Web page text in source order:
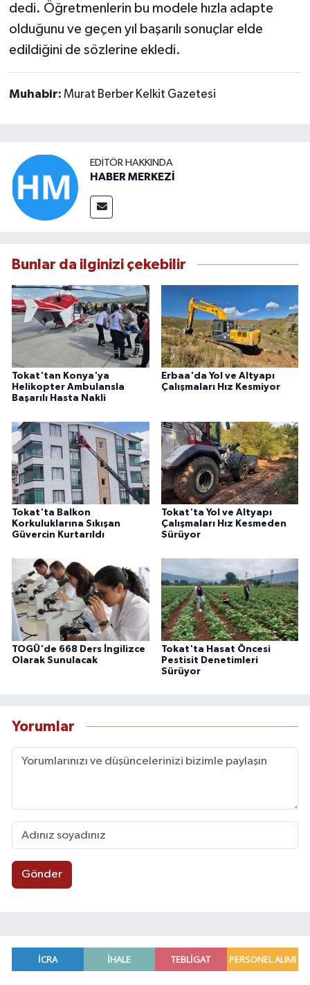
dedi. Öğretmenlerin bu modele hızla adapte
olduğunu ve geçen yıl başarılı sonuçlar elde
edildiğini de sözlerine ekledi.
Muhabir: Murat Berber Kelkit Gazetesi
EDITÖR HAKKINDA
HABER MERKEZİ
Bunlar da ilginizi çekebilir
Tokat'tan Konya'ya
Helikopter Ambulansla
Başarılı Hasta Nakli
Erbaa'da Yol ve Altyapı
Çalışmaları Hız Kesmiyor
Tokat'ta Balkon
Korkuluklarına Sıkışan
Güvercin Kurtarıldı
Tokat'ta Yol ve Altyapı
Çalışmaları Hız Kesmeden
Sürüyor
TOGÜ'de 668 Ders İngilizce
Olarak Sunulacak
Tokat'ta Hasat Öncesi
Pestisit Denetimleri
Sürüyor
Yorumlar
Gönder